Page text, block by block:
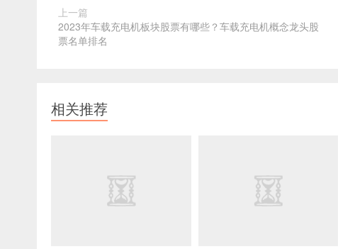
上一篇
2023年车载充电机板块股票有哪些？车载充电机概念龙头股
票名单排名
相关推荐